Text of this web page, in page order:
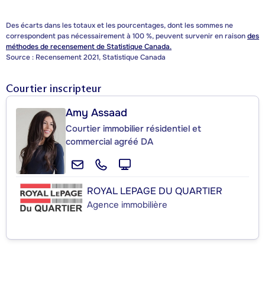
Des écarts dans les totaux et les pourcentages, dont les sommes ne
correspondent pas nécessairement à 100 %, peuvent survenir en raisondes
méthodes de recensement de Statistique Canada.
Source : Recensement 2021, Statistique Canada
Courtier inscripteur
Amy Assaad
Courtier immobilier résidentiel et
commercial agréé DA
ROYAL LEPAGE DU QUARTIER
Agence immobilière